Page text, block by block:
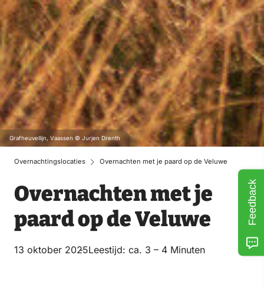
Grafheuvellijn, Vaassen © Jurjen Drenth
Overnachtingslocaties Overnachten met je paard op de Veluwe
Overnachten met je
paard op de Veluwe
13 oktober 2025Leestijd: ca. 3 – 4 Minuten
Feedback